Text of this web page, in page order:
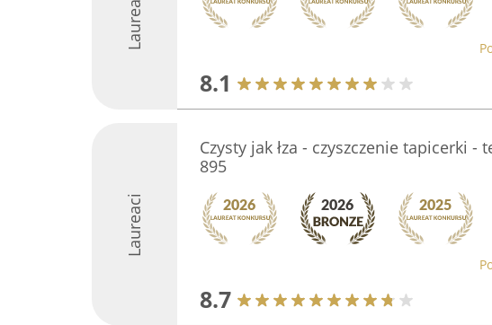
Laureaci
8.1
Laureaci
Czysty jak łza - czyszczenie tapicerki -
895
8.7